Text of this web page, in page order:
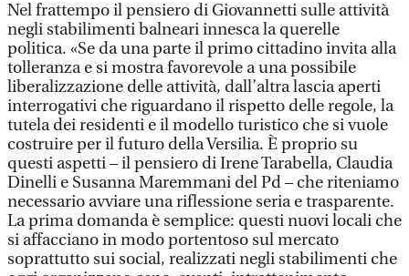
Nel frattempo il pensiero di Giovannetti sulle attività
negli stabilimenti balneari innesca la querelle
politica. «Se da una parte il primo cittadino invita alla
tolleranza e si mostra favorevole a una possibile
liberalizzazione delle attività, dall’altra lascia aperti
interrogativi che riguardano il rispetto delle regole, la
tutela dei residenti e il modello turistico che si vuole
costruire per il futuro della Versilia. È proprio su
questi aspetti – il pensiero di Irene Tarabella, Claudia
Dinelli e Susanna Maremmani del Pd – che riteniamo
necessario avviare una riflessione seria e trasparente.
La prima domanda è semplice: questi nuovi locali che
si affacciano in modo portentoso sul mercato
soprattutto sui social, realizzati negli stabilimenti che